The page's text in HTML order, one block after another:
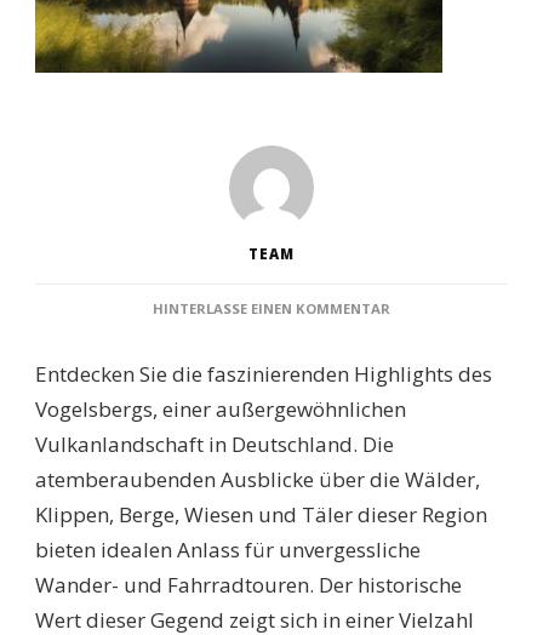
TEAM
HINTERLASSE EINEN KOMMENTAR
VOGELSBERG:
ENTDECKEN
DIE
SCHÖNSTEN
Entdecken Sie die faszinierenden Highlights des
Vogelsbergs, einer außergewöhnlichen
Vulkanlandschaft in Deutschland. Die
atemberaubenden Ausblicke über die Wälder,
Klippen, Berge, Wiesen und Täler dieser Region
bieten idealen Anlass für unvergessliche
Wander- und Fahrradtouren. Der historische
Wert dieser Gegend zeigt sich in einer Vielzahl